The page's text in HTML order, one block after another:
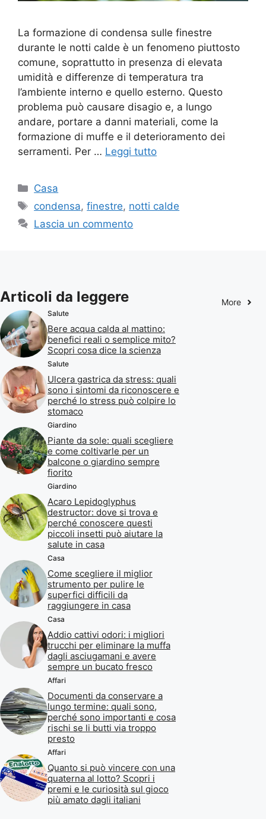
La formazione di condensa sulle finestre
durante le notti calde è un fenomeno piuttosto
comune, soprattutto in presenza di elevata
umidità e differenze di temperatura tra
l’ambiente interno e quello esterno. Questo
problema può causare disagio e, a lungo
andare, portare a danni materiali, come la
formazione di muffe e il deterioramento dei
serramenti. Per … Leggi tutto
Categorie
Casa
Tag
condensa,finestre, notti calde
Lascia un commento
Articoli da leggere More
Salute
Bere acqua calda al mattino:
benefici reali o semplice mito?
Scopri cosa dice la scienza
Salute
Ulcera gastrica da stress: quali
sono i sintomi da riconoscere e
perché lo stress può colpire lo
stomaco
Giardino
Piante da sole: quali scegliere
e come coltivarle per un
balcone o giardino sempre
fiorito
Giardino
Acaro Lepidoglyphus
destructor: dove si trova e
perché conoscere questi
piccoli insetti può aiutare la
salute in casa
Casa
Come scegliere il miglior
strumento per pulire le
superfici difficili da
raggiungere in casa
Casa
Addio cattivi odori: i migliori
trucchi per eliminare la muffa
dagli asciugamani e avere
sempre un bucato fresco
Affari
Documenti da conservare a
lungo termine: quali sono,
perché sono importanti e cosa
rischi se li butti via troppo
presto
Affari
Quanto si può vincere con una
quaterna al lotto? Scopri i
premi e le curiosità sul gioco
più amato dagli italiani